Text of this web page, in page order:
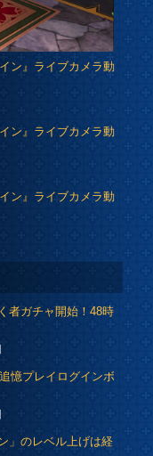
ン』ライブカメラ動
ン』ライブカメラ動
ン』ライブカメラ動
者ガチャ開始！48時
憶プレイログインボ
」のレベル上げは経